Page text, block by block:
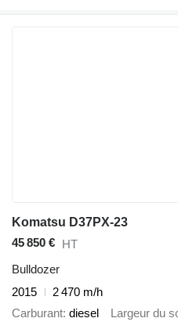
Komatsu D37PX-23
45 850 € HT
Bulldozer
2015
2 470 m/h
Carburant diesel Largeur du